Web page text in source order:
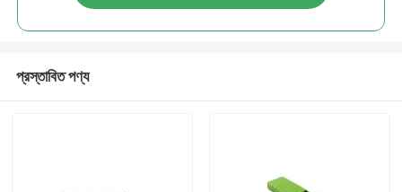
প্রস্তাবিত পণ্য